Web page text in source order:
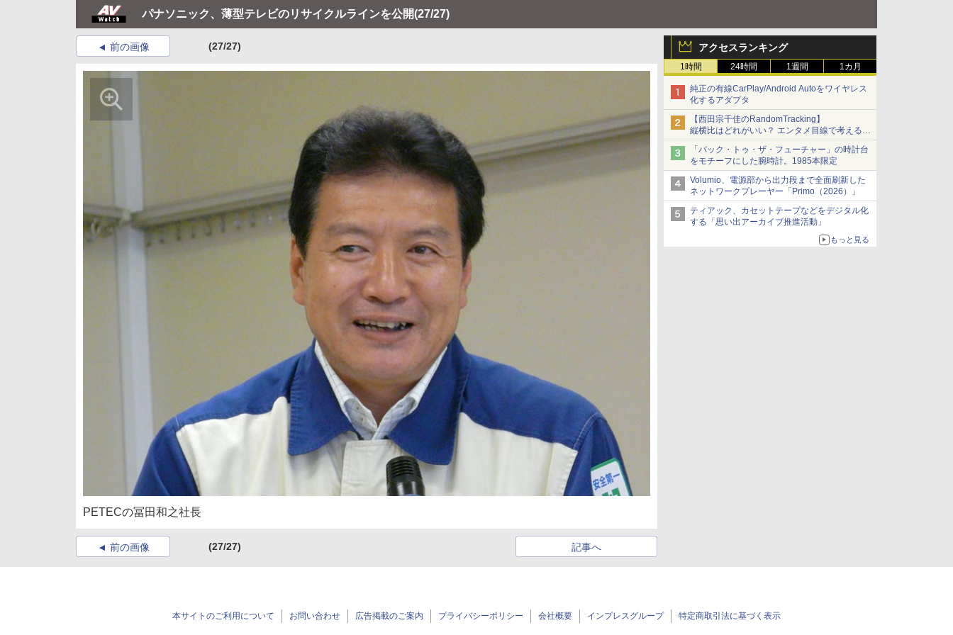
パナソニック、薄型テレビのリサイクルラインを公開(27/27)
アクセスランキング
1時間 24時間 1週間 1カ月
純正の有線CarPlay/Android Autoをワイヤレス
化するアダプタ
【西田宗千佳のRandomTracking】
縦横比はどれがいい？ エンタメ目線で考える、
サムスン新「Galaxy Z Fold」
「バック・トゥ・ザ・フューチャー」の時計台
をモチーフにした腕時計。1985本限定
Volumio、電源部から出力段まで全面刷新した
ネットワークプレーヤー「Primo（2026）」
ティアック、カセットテープなどをデジタル化
する「思い出アーカイブ推進活動」
もっと見る
前の画像 (27/27)
PETECの冨田和之社長
前の画像 (27/27) 記事へ
本サイトのご利用について お問い合わせ 広告掲載のご案内 プライバシーポリシー 会社概要 インプレスグループ 特定商取引法に基づく表示